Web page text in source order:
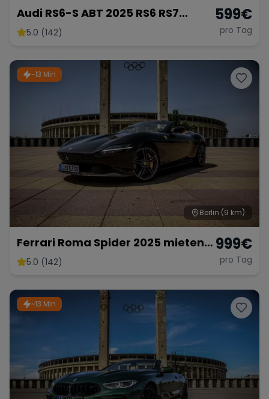
Audi RS6-S ABT 2025 RS6 RS7
mieten 800 PS Berlin Sportwagen
5.0 (142)
599€
pro Tag
~13 Min
Berlin (9 km)
Ferrari Roma Spider 2025 mieten
Berlin Cabrio Roadster Exot
Lamborghini
5.0 (142)
999€
pro Tag
~13 Min